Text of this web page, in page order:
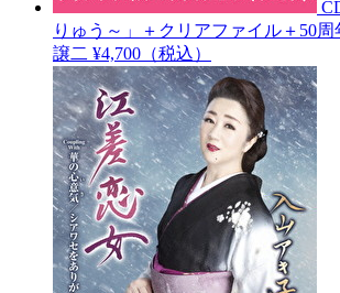
りゅう～」＋クリアファイル＋50周
譲二 ¥4,700（税込）